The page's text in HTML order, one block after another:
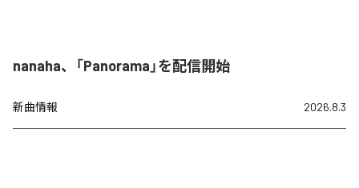
nanaha、「Panorama」を配信開始
新曲情報 2026.8.3